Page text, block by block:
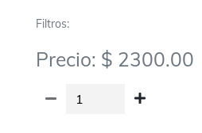
Filtros:
Precio: $ 2300.00